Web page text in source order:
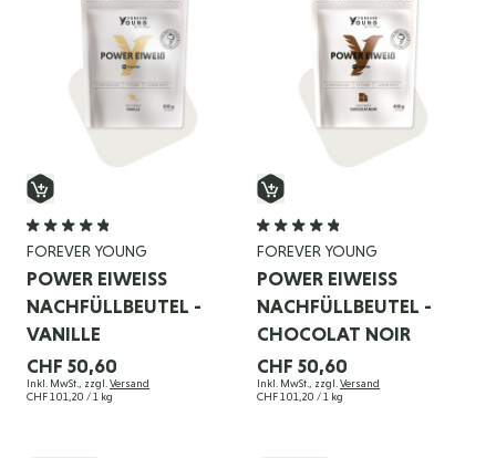
FOREVER YOUNG
POWER EIWEISS N
ACHFÜLLBEUTEL - V
ANILLE
CHF 50,60
Inkl. MwSt., zzgl. Versand
CHF 101,20 / 1 kg
FOREVER YOUNG
POWER EIWEISS N
ACHFÜLLBEUTEL - C
HOCOLAT NOIR
CHF 50,60
Inkl. MwSt., zzgl. Versand
CHF 101,20 / 1 kg